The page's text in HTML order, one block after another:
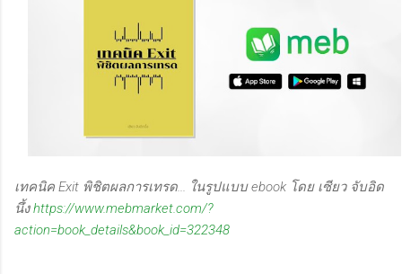
เทคนิค Exit พิชิตผลการเทรด... ในรูปแบบ ebook โดย เซียว จับอิด
นึ้งhttps://www.mebmarket.com/?
action=book_details&book_id=322348